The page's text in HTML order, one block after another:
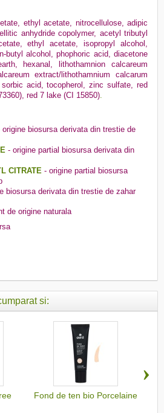
ethyl acetate, nitrocellulose, adipic
anhydride copolymer, acetyl tributyl
ethyl acetate, isopropyl alcohol,
butyl alcohol, phophoric acid, diacetone
hexanal, lithothamnion calcareum
extract/lithothamnium calcarum
acid, tocopherol, zinc sulfate, red
red 7 lake (CI 15850).
origine biosursa derivata din trestie de
- origine partial biosursa derivata din
CITRATE - origine partial biosursa
biosursa derivata din trestie de zahar
de origine naturala
si:
Fond de ten bio Porcelaine
›